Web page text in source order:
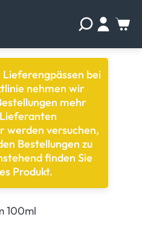
bei
nehmen wir
mehr
werden versuchen,
Bestellungen zu
finden Sie
Produkt.
100ml